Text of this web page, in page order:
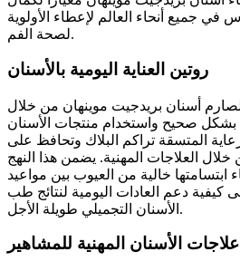
في جميع أنحاء العالم لإعطاء الأولوية
لصحة الفم.
روتين العناية اليومية بالأسنان
أسنان بريدجيت موينهان من خلال
بشكل صحيح واستخدام منتجات الأسنان
المتسقة تراكم البلاك وتحافظ على
خلال العلاجات المهنية. يضمن هذا النهج
ابتسامتها خالية من العيوب بين مواعيد
كيفية دعم العادات اليومية لنتائج طب
الأسنان التجميلي طويلة الأجل.
علاجات الأسنان المهنية للمشاهير